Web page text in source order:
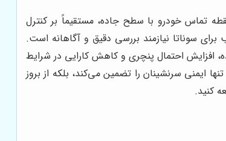
تماس خودرو با سطح جاده، مستقیماً بر کنترل
سوناتا نیازمند بررسی دقیق و آگاهانه است.
افزایش احتمال پنچری و کاهش کارایی در شرایط
ایمنی سرنشینان را تضمین می‌کند، بلکه از بروز
کنید.